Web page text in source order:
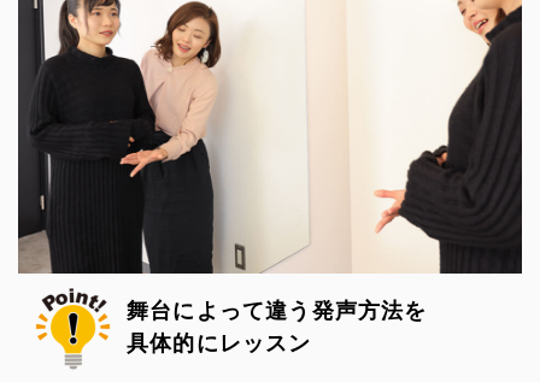
舞台によって違う発声方法を
具体的にレッスン